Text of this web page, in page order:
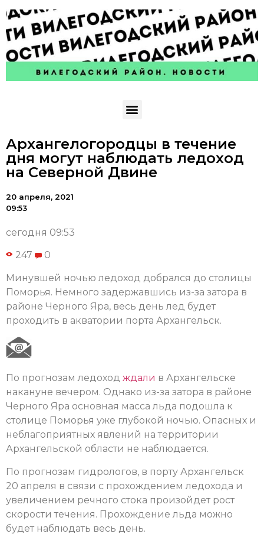
Архангелогородцы в течение
дня могут наблюдать ледоход
на Северной Двине
20 апреля, 2021
09:53
сегодня 09:53
247 0
Минувшей ночью ледоход добрался до столицы
Поморья. Немного задержавшись из-за затора в
районе Черного Яра, весь день лед будет
проходить в акватории порта Архангельск.
По прогнозам ледоход ждали в Архангельске
накануне вечером. Однако из-за затора в районе
Черного Яра основная масса льда подошла к
столице Поморья уже глубокой ночью. Опасных и
неблагоприятных явлений на территории
Архангельской области не наблюдается.
По прогнозам гидрологов, в порту Архангельск
20 апреля в связи с прохождением ледохода и
увеличением речного стока произойдет рост
скорости течения. Прохождение льда можно
будет наблюдать весь день.